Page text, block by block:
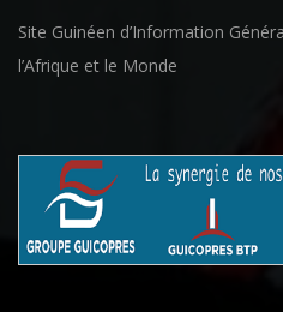
Site Guinéen d’Information
l’Afrique et le Monde